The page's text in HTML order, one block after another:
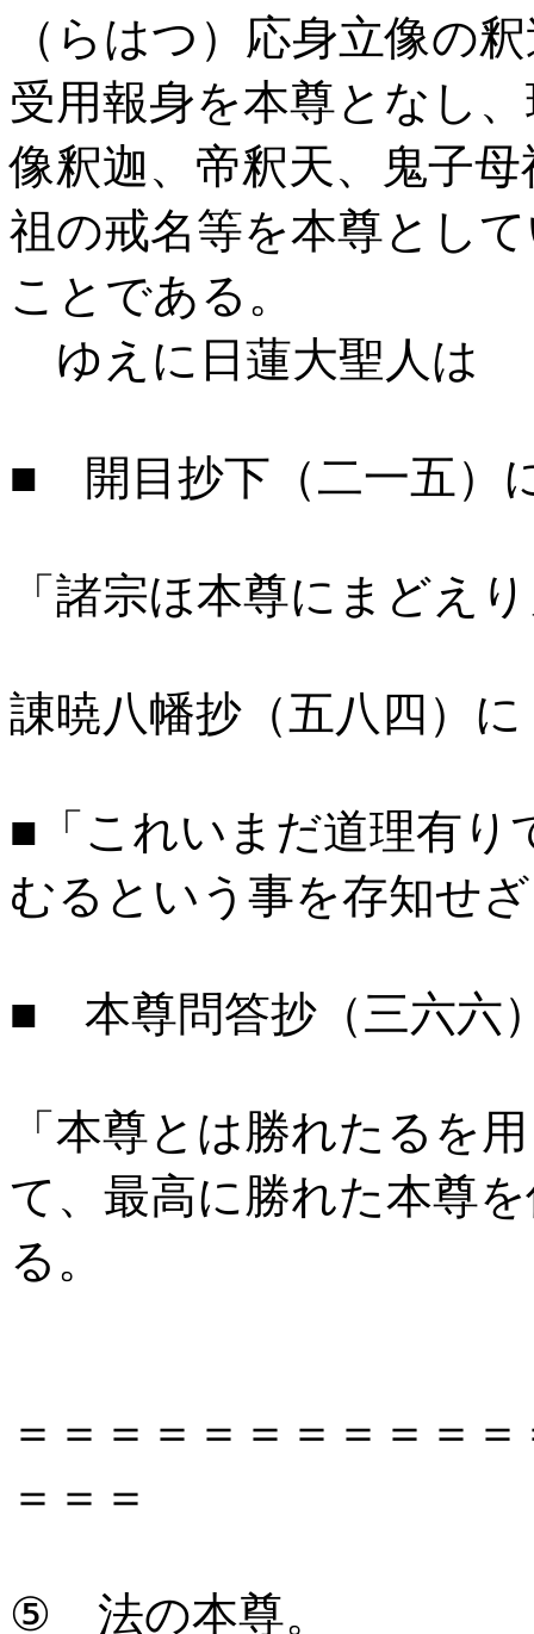
（らはつ）応身立像の
受用報身を本尊となし
像釈迦、帝釈天、鬼子
祖の戒名等を本尊とし
ことである。
ゆえに日蓮大聖人は
■ 開目抄下（二一五）
「諸宗ほ本尊にまどえ
諌暁八幡抄（五八四）に
■「これいまだ道理有り
むるという事を存知せ
■ 本尊問答抄（三六六
「本尊とは勝れたる
て、最高に勝れた本尊
る。
＝＝＝＝＝＝＝＝＝＝
＝＝＝
⑤ 法の本尊。